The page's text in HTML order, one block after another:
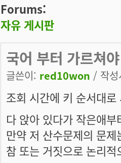
Forums:
자유 게시판
국어 부터 가르쳐
글쓴이: red10won / 작
조회 시간에 키 순서대
다 앉아 있다가 작은애
만약 저 산수문제의 문
참 또는 거짓으로 논리